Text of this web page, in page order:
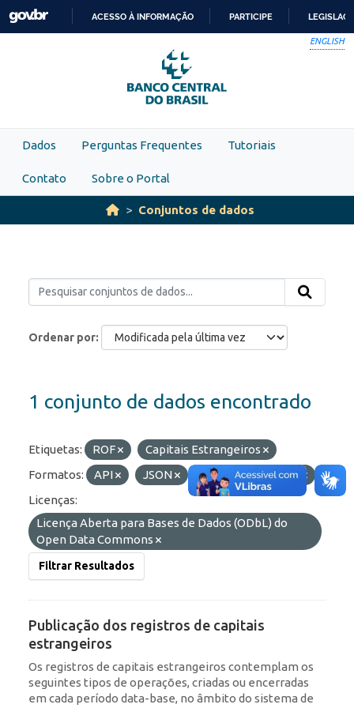
Skip to main content
PARA
O
CONTEÚDO
ACESSO À INFORMAÇÃO PARTICIPE
ENGLISH
Dados Perguntas Frequentes Tutoriais
Contato Sobre o Portal
Conjuntos de dados
Ordenar por
1 conjunto de dados encontrado
Etiquetas: ROF
Capitais Estrangeiros
Formatos:
API JSON OData
HTML
Licenças:
Licença Aberta para Bases de Dados (ODbL) do
Open Data Commons
Filtrar Resultados
Publicação dos registros de capitais
estrangeiros
Os registros de capitais estrangeiros contemplam os
seguintes tipos de operações, criadas ou encerradas
em cada período data-base, no âmbito do sistema de